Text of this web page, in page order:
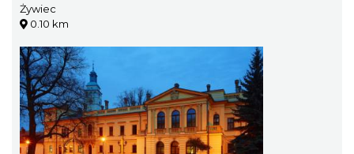
Żywiec
0.10 km